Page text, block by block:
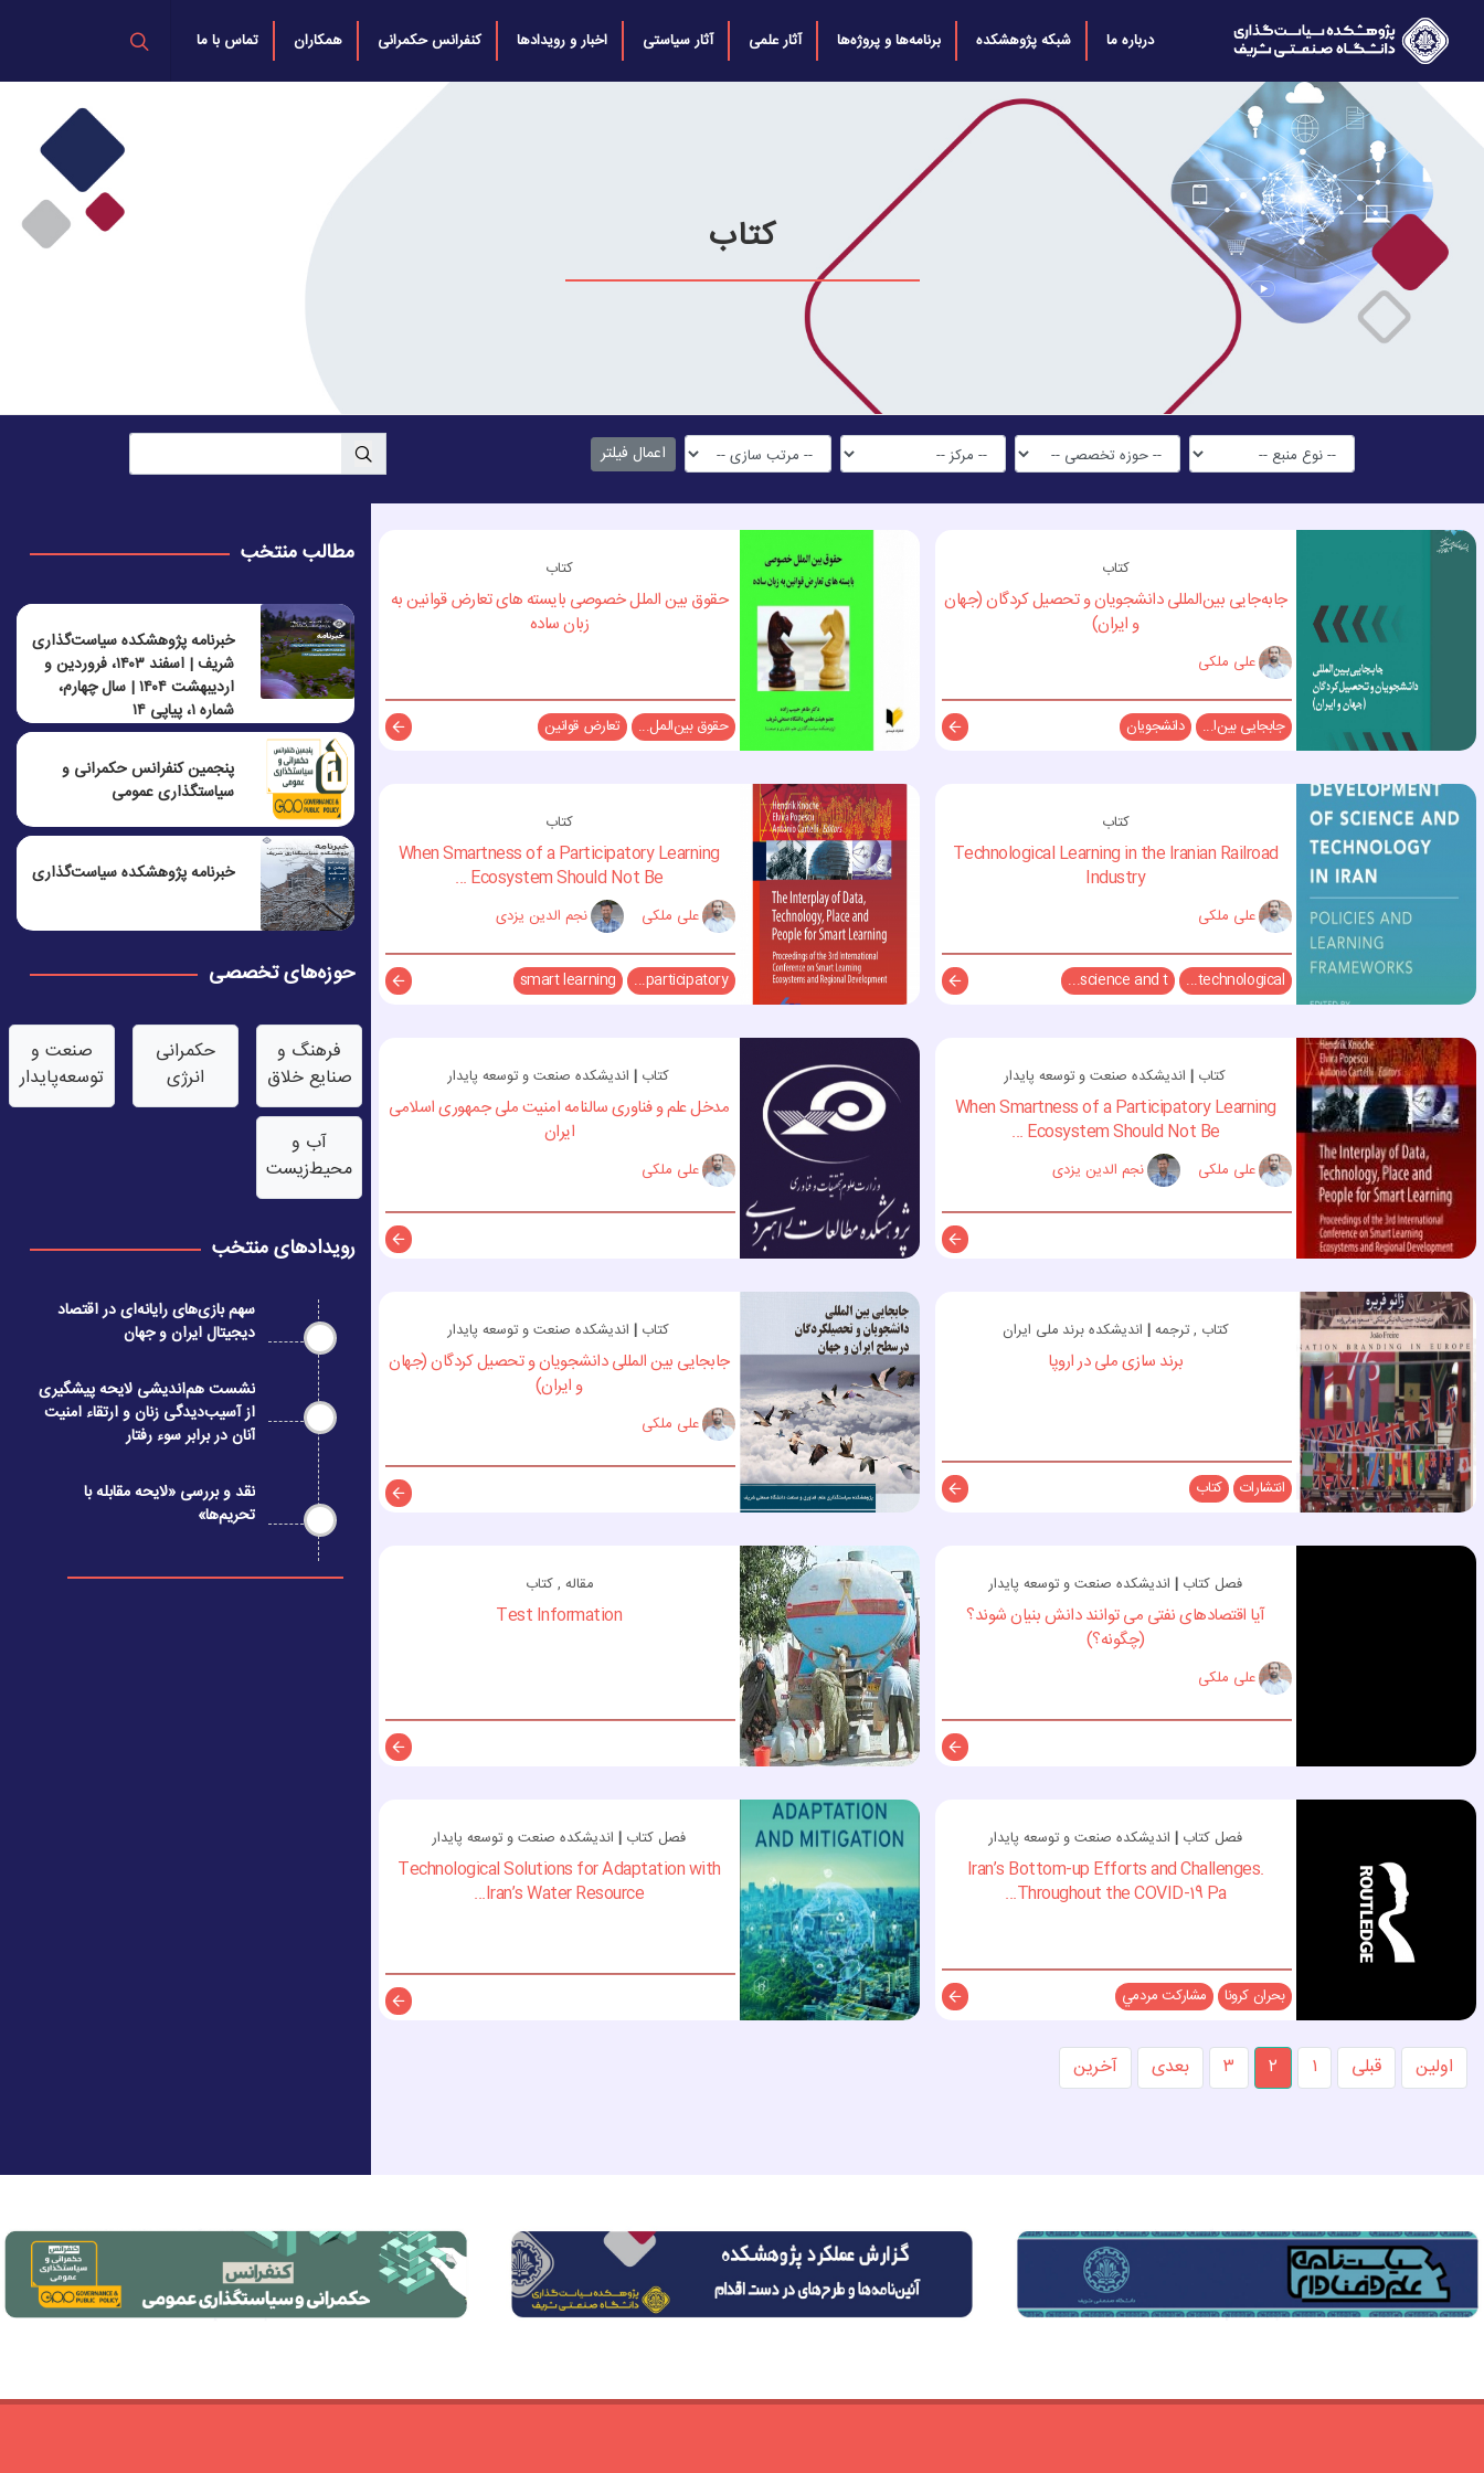
درباره ما شبکه پژوهشکده برنامه‌ها و پروژه‌ها آثار علمی آثار سیاستی اخبار و رویدادها کنفرانس حکمرانی همکاران تماس با ما
کتاب
کتاب
جابه‌جایی بین‌المللی دانشجویان و تحصیل کردگان (جهان
و ایران)
علی ملکی
جابجایی بین‌ا... دانشجویان
کتاب
حقوق بین الملل خصوصی بایسته های تعارض قوانین به
زبان ساده
توضیحات
حقوق بین‌المل... تعارض قوانین
کتاب
Technological Learning in the Iranian Railroad
Industry
علی ملکی
توضیحات
technological...
science and t...
کتاب
When Smartness of a Participatory Learning
Ecosystem Should Not Be ...
علی ملکی نجم الدین یزدی
participatory...
smart learning
کتاب | اندیشکده صنعت و توسعه پایدار
When Smartness of a Participatory Learning
Ecosystem Should Not Be ...
علی ملکی نجم الدین یزدی
توضیحات
کتاب | اندیشکده صنعت و توسعه پایدار
مدخل علم و فناوری سالنامه امنیت ملی جمهوری اسلامی
ایران
علی ملکی
توضیحات
کتاب , ترجمه| اندیشکده برند ملی ایران
برند سازی ملی در اروپا
انتشارات کتاب
کتاب | اندیشکده صنعت و توسعه پایدار
جابجایی بین المللی دانشجویان و تحصیل کردگان (جهان
و ایران)
علی ملکی
فصل کتاب| اندیشکده صنعت و توسعه پایدار
آیا اقتصادهای نفتی می توانند دانش بنیان شوند؟
(چگونه؟)
علی ملکی
توضیحات
مقاله , کتاب
Test Information
فصل کتاب| اندیشکده صنعت و توسعه پایدار
.Iran’s Bottom-up Efforts and Challenges
Throughout the COVID-19 Pa...
توضیحات
بحران كرونا مشاركت مردمي
فصل کتاب| اندیشکده صنعت و توسعه پایدار
Technological Solutions for Adaptation with
Iran’s Water Resource...
اولین
قبلی ۱ ۲ ۳ بعدی آخرین
مطالب منتخب
خبرنامه پژوهشکده سیاست‌گذاری
شریف | اسفند ۱۴۰۳، فروردین و
اردیبهشت ۱۴۰۴ | سال چهارم،
شماره ۱، پیاپی ۱۴
پنجمين كنفرانس حكمرانی و
سياستگذاری عمومی
خبرنامه پژوهشکده سیاست‌گذاری
حوزه‌های تخصصی
فرهنگ و
صنایع خلاق
حکمرانی
انرژی
صنعت‌ و
توسعه‌پایدار
آب‌ و
محیط‌زیست
رویدادهای منتخب
سهم بازی‌های رایانه‌ای در اقتصاد
دیجیتال ایران و جهان
نشست هم‌اندیشی لایحه پیشگیری
از آسیب‌دیدگی زنان و ارتقاء امنیت
آنان در برابر سوء رفتار
نقد و بررسی «لایحه مقابله با
تحریم‌ها»